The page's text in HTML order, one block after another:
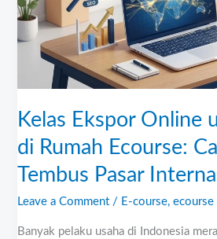
Kelas Ekspor Online
di Rumah Ecourse:
Tembus Pasar
Leave a Comment / E-course,ecourse
Banyak pelaku usaha di Indonesia
Pemula
Rumah
Ecourse:
Cara
Mudah
Pasar
Internasional